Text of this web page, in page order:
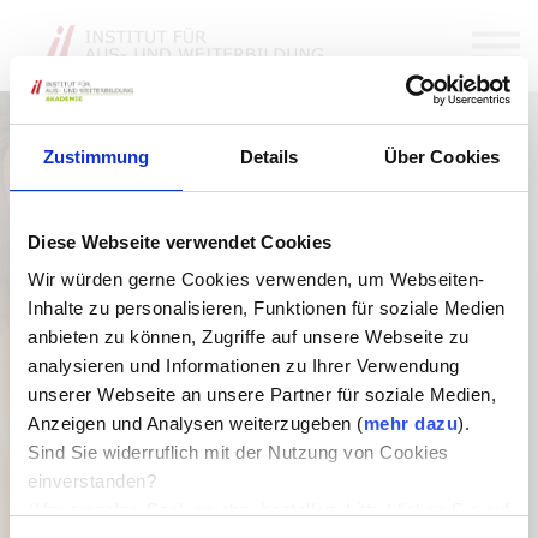
Zustimmung Details Über Cookies
Diese Webseite verwendet Cookies
Wir würden gerne Cookies verwenden, um Webseiten-
Inhalte zu personalisieren, Funktionen für soziale Medien
anbieten zu können, Zugriffe auf unsere Webseite zu
analysieren und Informationen zu Ihrer Verwendung
unserer Webseite an unsere Partner für soziale Medien,
Anzeigen und Analysen weiterzugeben (mehr dazu).
Sind Sie widerruflich mit der Nutzung von Cookies
einverstanden?
Über Uns
Kontakt
Einloggen um zu lernen
oder